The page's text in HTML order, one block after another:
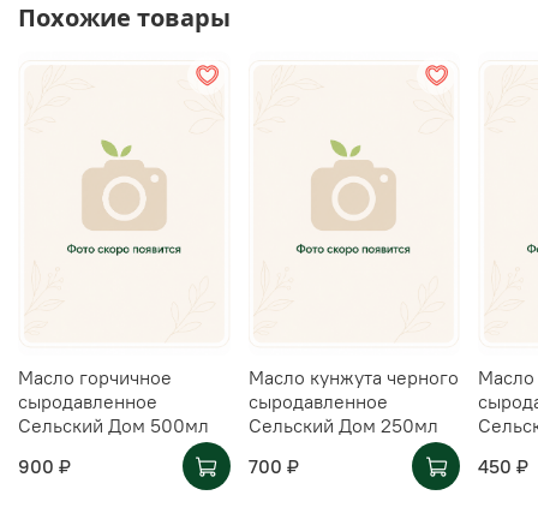
Похожие товары
Масло горчичное
сыродавленное
Сельский Дом 500мл
900 ₽
Масло кунжута черного
сыродавленное
Сельский Дом 250мл
700 ₽
Масло
450 ₽